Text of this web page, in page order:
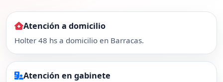
Atención a domicilio
Holter 48 hs a domicilio en Barracas.
Atención en gabinete